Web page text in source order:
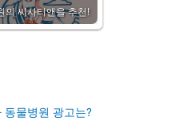
의 씨사티앤을 추천!
동물병원 광고는?